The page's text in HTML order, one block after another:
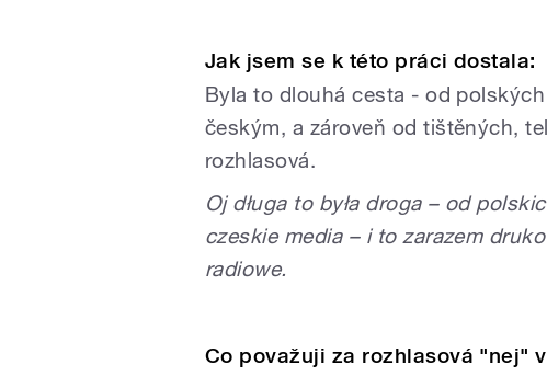
Jak jsem se k této práci dostala:
Byla to dlouhá cesta - od
českým, a zároveň od tištěných,
rozhlasová.
Oj długa to była droga – od
czeskie media – i to zarazem
radiowe.
Co považuji za rozhlasová "nej"